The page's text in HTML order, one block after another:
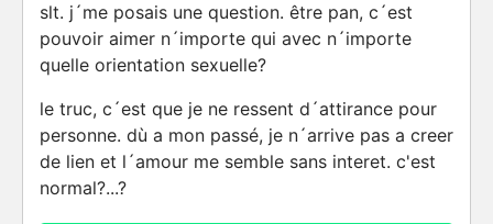
slt. j´me posais une question. être pan, c´est
pouvoir aimer n´importe qui avec n´importe
quelle orientation sexuelle?
le truc, c´est que je ne ressent d´attirance pour
personne. dù a mon passé, je n´arrive pas a creer
de lien et l´amour me semble sans interet. c'est
normal?...?